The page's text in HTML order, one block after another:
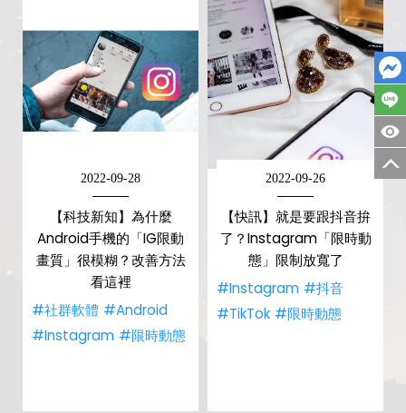
2022-09-28
【科技新知】為什麼
Android手機的「IG限動
畫質」很模糊？改善方法
看這裡
#社群軟體 #Android
#Instagram #限時動態
2022-09-26
【快訊】就是要跟抖音拚
了？Instagram「限時動
態」限制放寬了
#Instagram #抖音
#TikTok #限時動態